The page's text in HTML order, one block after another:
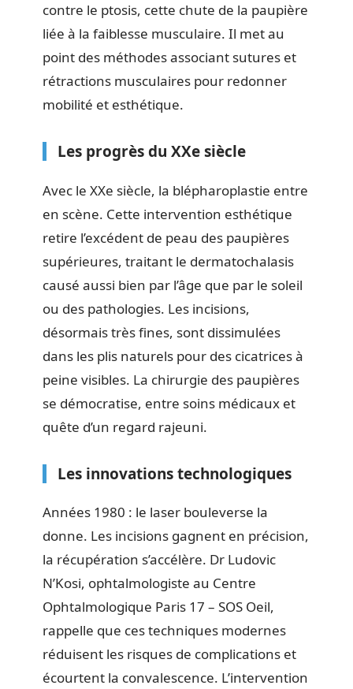
contre le ptosis, cette chute de la paupière
liée à la faiblesse musculaire. Il met au
point des méthodes associant sutures et
rétractions musculaires pour redonner
mobilité et esthétique.
Les progrès du XXe siècle
Avec le XXe siècle, la blépharoplastie entre
en scène. Cette intervention esthétique
retire l’excédent de peau des paupières
supérieures, traitant le dermatochalasis
causé aussi bien par l’âge que par le soleil
ou des pathologies. Les incisions,
désormais très fines, sont dissimulées
dans les plis naturels pour des cicatrices à
peine visibles. La chirurgie des paupières
se démocratise, entre soins médicaux et
quête d’un regard rajeuni.
Les innovations technologiques
Années 1980 : le laser bouleverse la
donne. Les incisions gagnent en précision,
la récupération s’accélère. Dr Ludovic
N’Kosi, ophtalmologiste au Centre
Ophtalmologique Paris 17 – SOS Oeil,
rappelle que ces techniques modernes
réduisent les risques de complications et
écourtent la convalescence. L’intervention